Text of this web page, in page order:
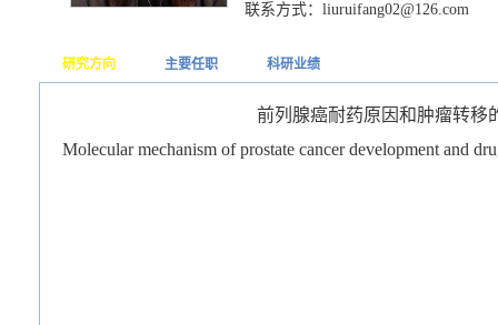
联系方式：liuruifang02@126.com
研究方向 主要任职 科研业绩
前列腺癌耐药原因和肿瘤转移
Molecular mechanism of prostate cancer development and